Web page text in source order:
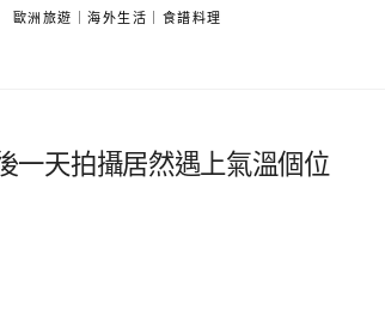
歐洲旅遊｜海外生活｜食譜料理
一天拍攝居然遇上氣溫個位